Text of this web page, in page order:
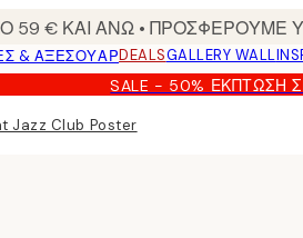
€ ΚΑΙ ΑΝΩ • ΠΡΟΣΦΕΡΟΥΜΕ
& ΑΞΕΣΟΥΆΡDEALSGALLERY WALL
SALE - 50% ΈΚΠΤΩΣΗ
Jazz Club Poster